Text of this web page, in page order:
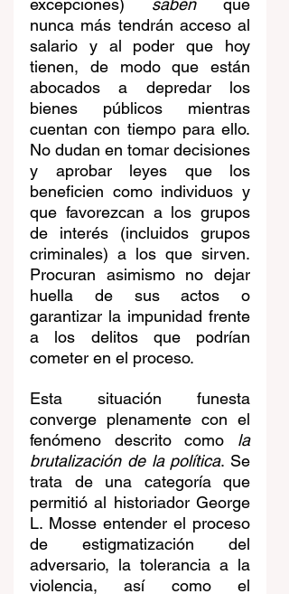
excepciones) saben que
nunca más tendrán acceso al
salario y al poder que hoy
tienen, de modo que están
abocados a depredar los
bienes públicos mientras
cuentan con tiempo para ello.
No dudan en tomar decisiones
y aprobar leyes que los
beneficien como individuos y
que favorezcan a los grupos
de interés (incluidos grupos
criminales) a los que sirven.
Procuran asimismo no dejar
huella de sus actos o
garantizar la impunidad frente
a los delitos que podrían
cometer en el proceso.
Esta situación funesta
converge plenamente con el
fenómeno descrito como la
brutalización de la política. Se
trata de una categoría que
permitió al historiador George
L. Mosse entender el proceso
de estigmatización del
adversario, la tolerancia a la
violencia, así como el